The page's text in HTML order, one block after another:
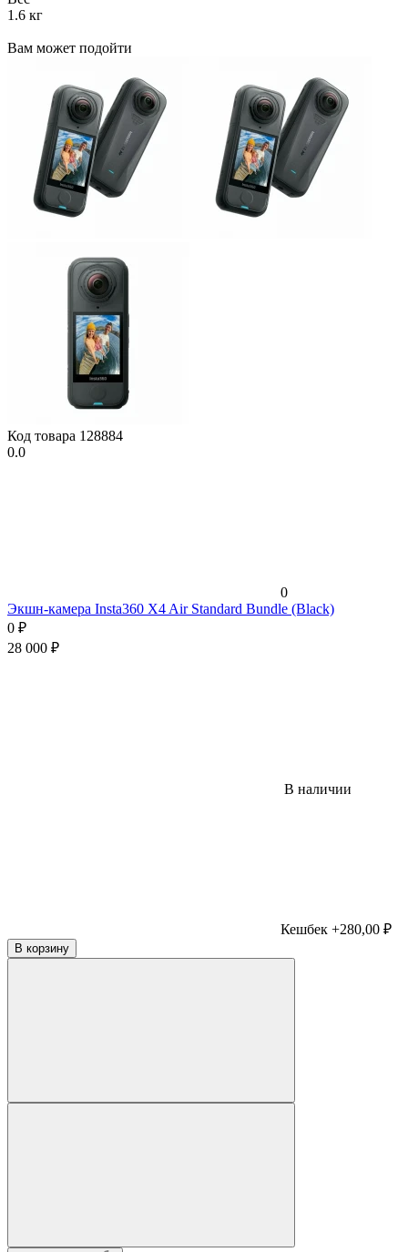
1.6 кг
Вам может подойти
Код товара 128884
0.0
0
Экшн-камера Insta360 X4 Air Standard Bundle (Black)
0 ₽
28 000 ₽
В наличии
Кешбек +280,00 ₽
В корзину